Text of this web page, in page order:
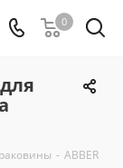
0
- ABBER